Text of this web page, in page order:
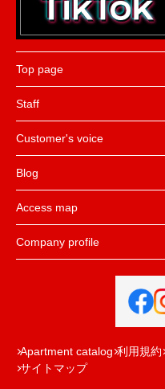
Top page
Staff
Customer's voice
Blog
Access map
Company profile
Apartment catalog 利用規約
サイトマップ